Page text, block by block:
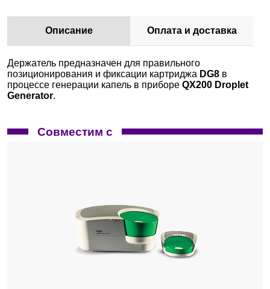
Описание Оплата и доставка
Держатель предназначен для правильного
позиционирования и фиксации картриджа DG8 в
процессе генерации капель в приборе QX200 Droplet
Generator.
Совместим с